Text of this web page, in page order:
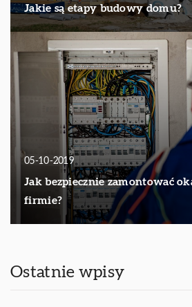
Jakie są etapy budowy domu?
05-10-2019
Jak bezpiecznie zamontować
firmie?
Ostatnie wpisy